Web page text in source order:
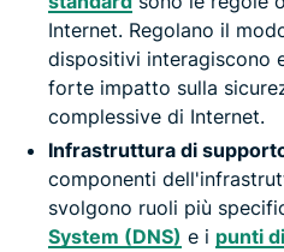
Internet. Regolano il
dispositivi interagiscono
forte impatto sulla
complessive di Internet.
Infrastruttura di
componenti
svolgono ruoli più
System (DNS) e i punti